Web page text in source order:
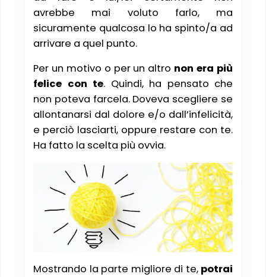
avrebbe mai voluto farlo, ma
sicuramente qualcosa lo ha spinto/a ad
arrivare a quel punto.
Per un motivo o per un altro non era più
felice con te. Quindi, ha pensato che
non poteva farcela. Doveva scegliere se
allontanarsi dal dolore e/o dall’infelicità,
e perciò lasciarti, oppure restare con te.
Ha fatto la scelta più ovvia.
Mostrando la parte migliore di te, potrai